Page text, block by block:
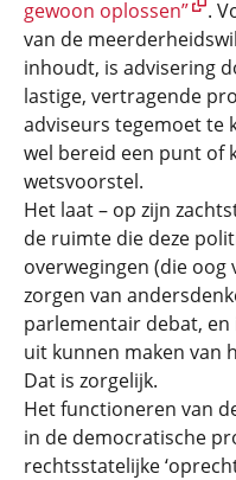
gewoon oplossen”
.
van de
inhoudt, is advisering
lastige, vertragende
adviseurs tegemoet te
wel bereid een punt of
wetsvoorstel.
Het laat – op zijn
de ruimte die deze
overwegingen (die oog
zorgen van
parlementair debat,
uit kunnen maken van
Dat is zorgelijk.
Het functioneren van
in de democratische
rechtsstatelijke